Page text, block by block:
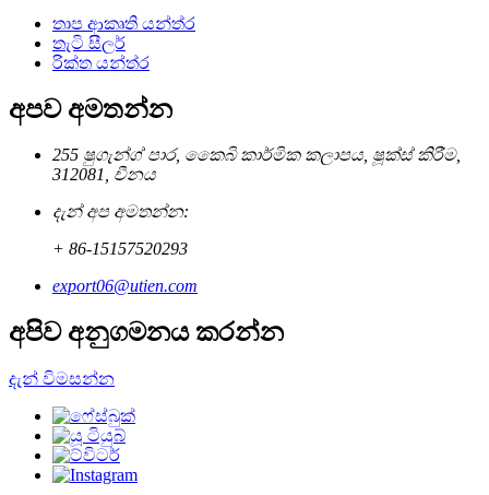
තාප ආකෘති යන්ත්ර
තැටි සීලර්
රික්ත යන්ත්ර
අපව අමතන්න
255 ෂුගැන්ග් පාර, කෙෙබි කාර්මික කලාපය, ෂූක්ස් කිරීම,
312081, චීනය
දැන් අප අමතන්න:
+ 86-15157520293
export06@utien.com
අපිව අනුගමනය කරන්න
දැන් විමසන්න